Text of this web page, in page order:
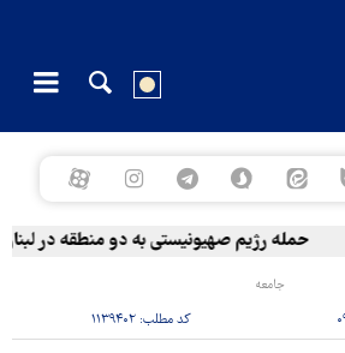
حمله رژیم صهیونیستی به دو منطقه در لبنان
جامعه
کد مطلب:۱۱۳۹۴۰۲